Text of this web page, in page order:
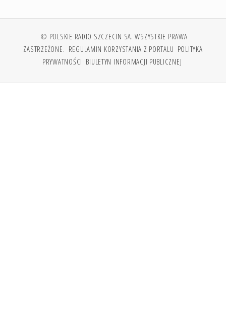
© POLSKIE RADIO SZCZECIN SA. WSZYSTKIE PRAWA
ZASTRZEŻONE. REGULAMIN KORZYSTANIA Z PORTALU POLITYKA
PRYWATNOŚCI BIULETYN INFORMACJI PUBLICZNEJ